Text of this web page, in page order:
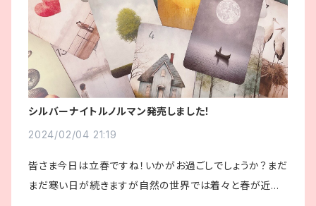
シルバーナイトルノルマン発売しました！
2024/02/04 21:19
皆さま今日は立春ですね！いかがお過ごしでしょうか？まだ
まだ寒い日が続きますが自然の世界では着々と春が近づ